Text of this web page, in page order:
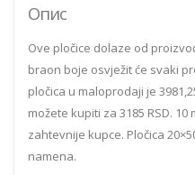
Опис
Ove pločice dolaze od
braon boje osvježit će svaki
pločica u maloprodaji je
možete kupiti za 3185 RSD.
zahtevnije kupce. Pločica
namena.